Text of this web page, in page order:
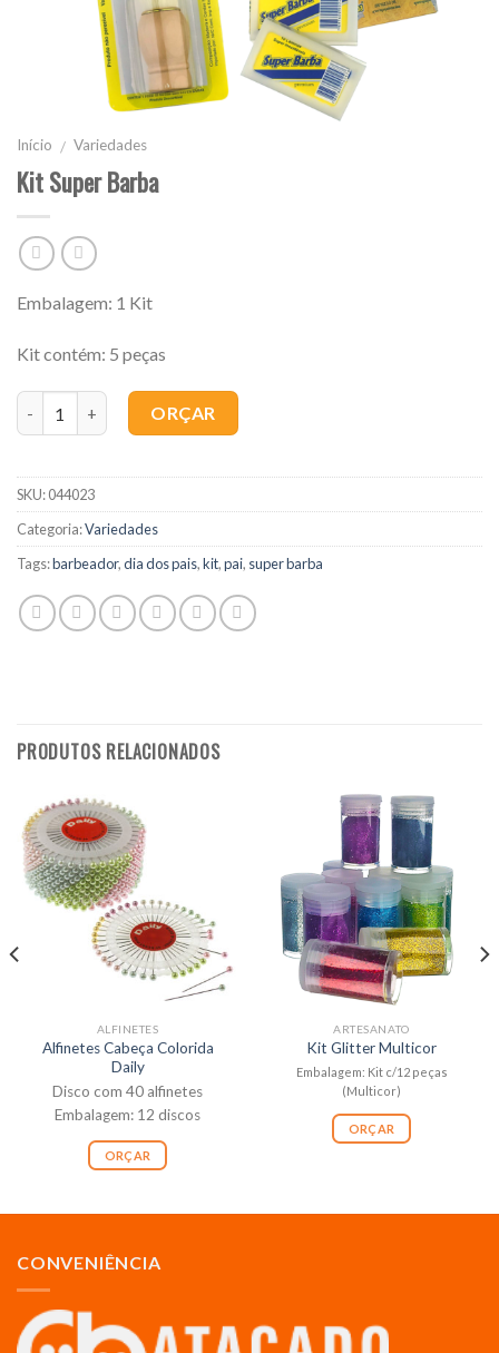
Início / Variedades
Kit Super Barba
Embalagem: 1 Kit
Kit contém: 5 peças
ORÇAR
SKU:044023
Categoria:Variedades
Tags:barbeador,dia dos pais,kit,pai, super barba
PRODUTOS RELACIONADOS
ALFINETES
Alfinetes Cabeça Colorida
Daily
Disco com 40 alfinetes
Embalagem: 12 discos
ORÇAR
ARTESANATO
Kit Glitter Multicor
Embalagem: Kit c/12 peças
(Multicor)
ORÇAR
CONVENIÊNCIA